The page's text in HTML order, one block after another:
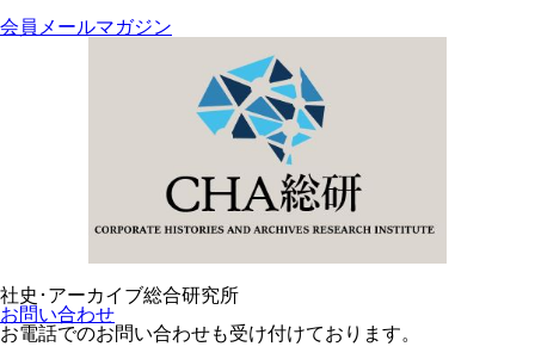
会員メールマガジン
社史･アーカイブ総合研究所
お問い合わせ
お電話でのお問い合わせも受け付けております。